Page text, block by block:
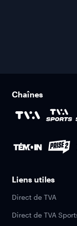
Chaînes
Liens utiles
Direct de TVA
Direct de TVA